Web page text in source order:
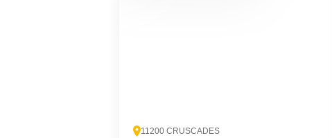
11200 CRUSCADES